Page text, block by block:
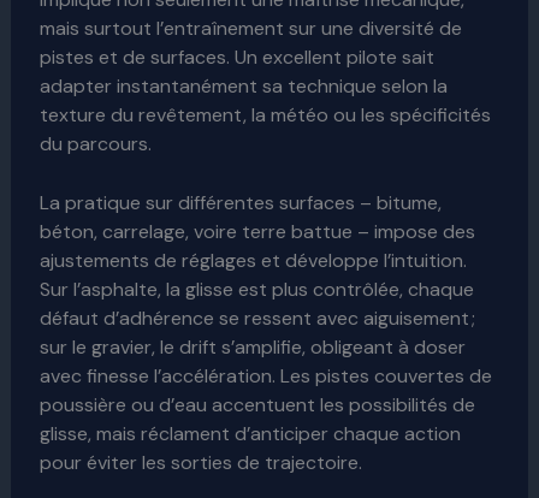
mais surtout l’entraînement sur une diversité de
pistes et de surfaces. Un excellent pilote sait
adapter instantanément sa technique selon la
texture du revêtement, la météo ou les spécificités
du parcours.
La pratique sur différentes surfaces – bitume,
béton, carrelage, voire terre battue – impose des
ajustements de réglages et développe l’intuition.
Sur l’asphalte, la glisse est plus contrôlée, chaque
défaut d’adhérence se ressent avec aiguisement ;
sur le gravier, le drift s’amplifie, obligeant à doser
avec finesse l’accélération. Les pistes couvertes de
poussière ou d’eau accentuent les possibilités de
glisse, mais réclament d’anticiper chaque action
pour éviter les sorties de trajectoire.